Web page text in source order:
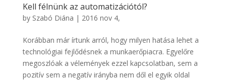
Kell félnünk az automatizációtól?
by Szabó Diána | 2016 nov 4,
Korábban már írtunk arról, hogy milyen hatása lehet a
technológiai fejlődésnek a munkaerőpiacra. Egyelőre
megoszlóak a vélemények ezzel kapcsolatban, sem a
pozitív sem a negatív irányba nem dől el egyik oldal